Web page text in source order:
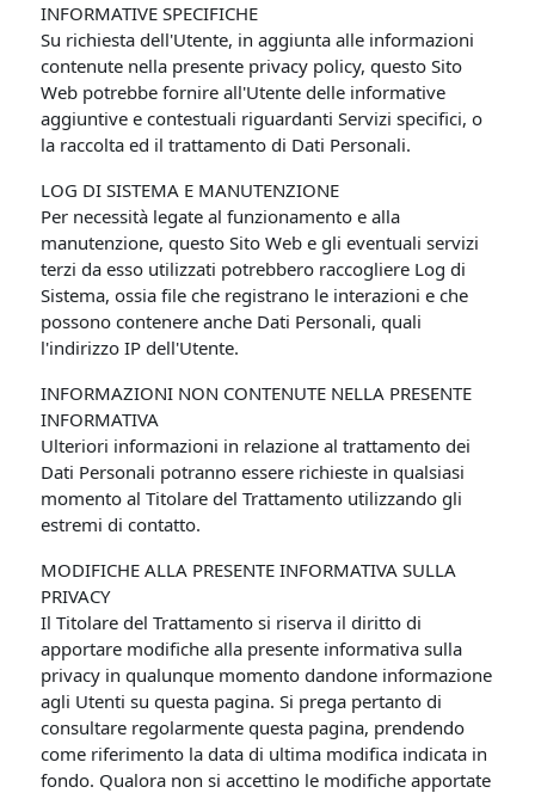
INFORMATIVE SPECIFICHE
Su richiesta dell'Utente, in aggiunta alle informazioni
contenute nella presente privacy policy, questo Sito
Web potrebbe fornire all'Utente delle informative
aggiuntive e contestuali riguardanti Servizi specifici, o
la raccolta ed il trattamento di Dati Personali.
LOG DI SISTEMA E MANUTENZIONE
Per necessità legate al funzionamento e alla
manutenzione, questo Sito Web e gli eventuali servizi
terzi da esso utilizzati potrebbero raccogliere Log di
Sistema, ossia file che registrano le interazioni e che
possono contenere anche Dati Personali, quali
l'indirizzo IP dell'Utente.
INFORMAZIONI NON CONTENUTE NELLA PRESENTE
INFORMATIVA
Ulteriori informazioni in relazione al trattamento dei
Dati Personali potranno essere richieste in qualsiasi
momento al Titolare del Trattamento utilizzando gli
estremi di contatto.
MODIFICHE ALLA PRESENTE INFORMATIVA SULLA
PRIVACY
Il Titolare del Trattamento si riserva il diritto di
apportare modifiche alla presente informativa sulla
privacy in qualunque momento dandone informazione
agli Utenti su questa pagina. Si prega pertanto di
consultare regolarmente questa pagina, prendendo
come riferimento la data di ultima modifica indicata in
fondo. Qualora non si accettino le modifiche apportate